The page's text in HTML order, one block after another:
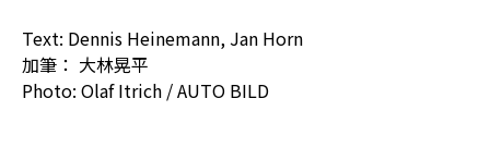
Text: Dennis Heinemann, Jan Horn
加筆： 大林晃平
Photo: Olaf Itrich / AUTO BILD